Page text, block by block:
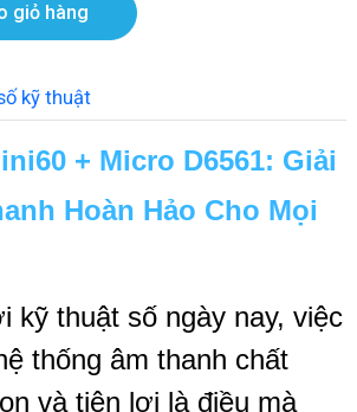
giỏ hàng
kỹ thuật
+ Micro D6561: Giải
Hoàn Hảo Cho Mọi
kỹ thuật số ngày nay, việc
thống âm thanh chất
và tiện lợi là điều mà